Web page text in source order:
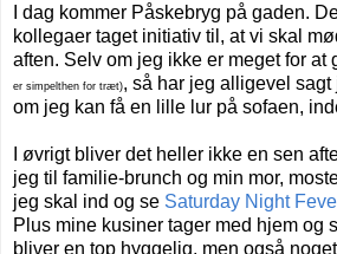
I dag kommer Påskebryg på gaden.
kollegaer taget initiativ til, at vi skal
aften. Selv om jeg ikke er meget for at
er simpelthen for træt), så har jeg alligevel
om jeg kan få en lille lur på sofaen,
I øvrigt bliver det heller ikke en sen
jeg til familie-brunch og min mor,
jeg skal ind og se Saturday Night
Plus mine kusiner tager med hjem og
bliver en top hyggelig, men også